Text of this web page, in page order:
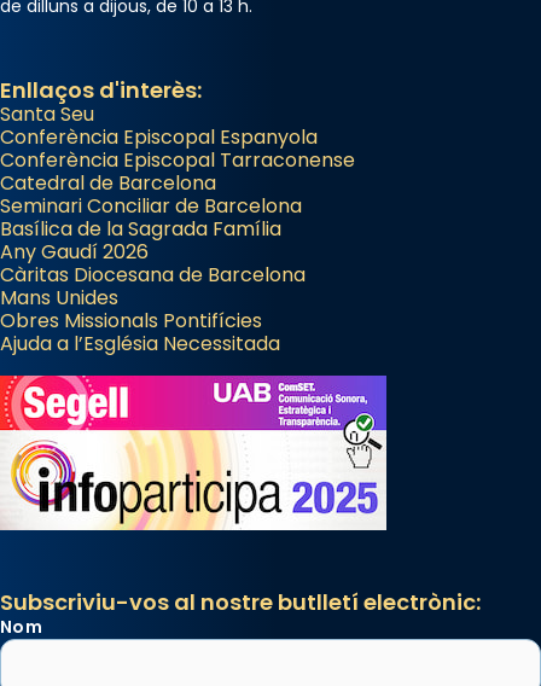
Mataró en reivindicarà les relíquies fins que
a la “Missa de les Santes” (“Missa de
Glòria”) fou composta el 1848 per Mn.
Manuel Blanch, amb aire d’òpera
italianitzant; s’interpreta per privilegi
pontifici, amb orquestra i cor, i té una
duració aproximada de tres hores. Després,
processó (recuperada el 1972) al voltant
del temple amb les relíquies de les santes.
Des de 1985 hi participa també un grup de
diablesses amb música i ball propis. Festa
gran a Mataró.
«Si vols saber què és calor, ves per les
Santes a Mataró»🥵.
Photo
View on Facebook · Share
de dilluns a dijous, de 10 a 13 h.
Enllaços d'interès:
Santa Seu
Conferència Episcopal Espanyola
Conferència Episcopal Tarraconense
Catedral de Barcelona
Seminari Conciliar de Barcelona
Basílica de la Sagrada Família
Any Gaudí 2026
Càritas Diocesana de Barcelona
Mans Unides
Obres Missionals Pontifícies
Ajuda a l’Església Necessitada
Subscriviu-vos al nostre butlletí electrònic:
Nom